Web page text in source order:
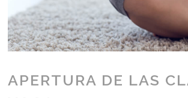
APERTURA DE LAS